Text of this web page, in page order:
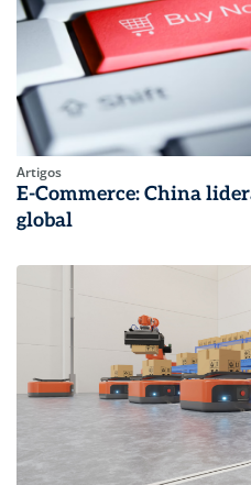
Artigos
E-Commerce: China
global